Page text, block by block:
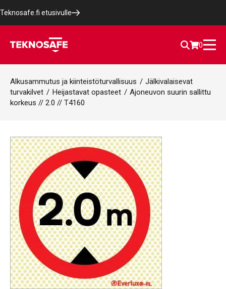
Teknosafe.fi etusivulle
0
Alkusammutus ja kiinteistöturvallisuus / Jälkivalaisevat
turvakilvet / Heijastavat opasteet / Ajoneuvon suurin sallittu
korkeus // 2.0 // T4160